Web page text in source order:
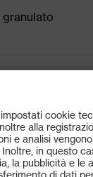
granulato